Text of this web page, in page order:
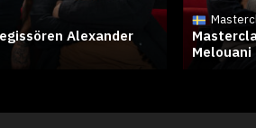
Alexander
Melouani